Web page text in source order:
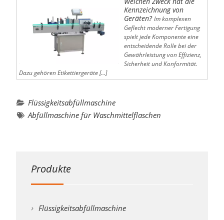
Kennzeichnung von
Geräten? Im komplexen
Geflecht moderner Fertigung
spielt jede Komponente eine
entscheidende Rolle bei der
Gewährleistung von Effizienz,
Sicherheit und Konformität.
Dazu gehören Etikettiergeräte […]
Flüssigkeitsabfüllmaschine
Abfüllmaschine für Waschmittelflaschen
Produkte
Flüssigkeitsabfüllmaschine